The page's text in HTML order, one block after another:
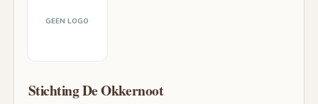
GEEN LOGO
Stichting De Okkernoot